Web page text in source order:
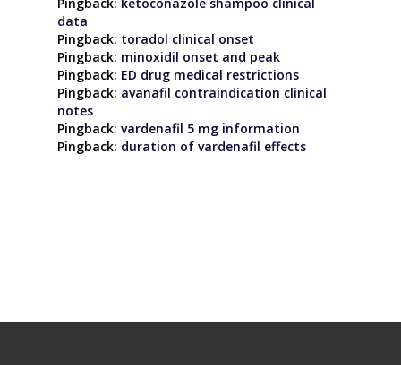
Pingback: ketoconazole shampoo clinical
data
Pingback: toradol clinical onset
Pingback: minoxidil onset and peak
Pingback: ED drug medical restrictions
Pingback: avanafil contraindication clinical
notes
Pingback: vardenafil 5 mg information
Pingback: duration of vardenafil effects